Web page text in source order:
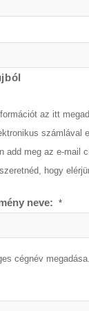
az itt
számlával
add meg az e-mail
hogy
neve: *
cégnév megadása.